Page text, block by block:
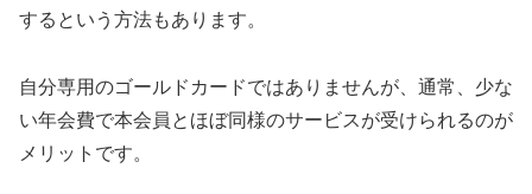
するという方法もあります。
自分専用のゴールドカードではありませんが、通常、少な
い年会費で本会員とほぼ同様のサービスが受けられるのが
メリットです。